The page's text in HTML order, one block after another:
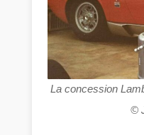
La concession
©